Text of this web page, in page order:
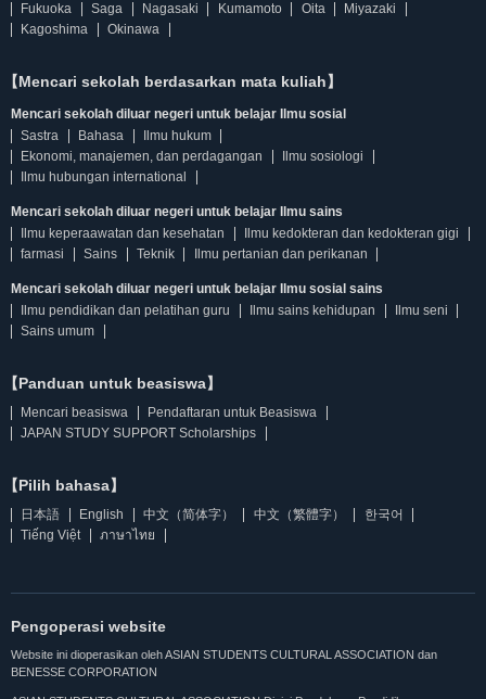
Fukuoka
Saga Nagasaki Kumamoto Oita
Miyazaki
Kagoshima
Okinawa
【Mencari sekolah berdasarkan mata kuliah】
Mencari sekolah diluar negeri untuk belajar Ilmu sosial
Sastra
Bahasa
Ilmu hukum
Ekonomi, manajemen, dan perdagangan
Ilmu sosiologi
Ilmu hubungan international
Mencari sekolah diluar negeri untuk belajar Ilmu sains
Ilmu keperaawatan dan kesehatan
Ilmu kedokteran dan kedokteran gigi
farmasi
Sains Teknik Ilmu pertanian dan perikanan
Mencari sekolah diluar negeri untuk belajar Ilmu sosial sains
Ilmu pendidikan dan pelatihan guru
Ilmu sains kehidupan
Ilmu seni
Sains umum
【Panduan untuk beasiswa】
Mencari beasiswa
Pendaftaran untuk Beasiswa
JAPAN STUDY SUPPORT Scholarships
【Pilih bahasa】
日本語 English 中文（简体字） 中文（繁體字）
한국어
Tiếng Việt
ภาษาไทย
Pengoperasi website
Website ini dioperasikan oleh ASIAN STUDENTS CULTURAL ASSOCIATION dan
BENESSE CORPORATION